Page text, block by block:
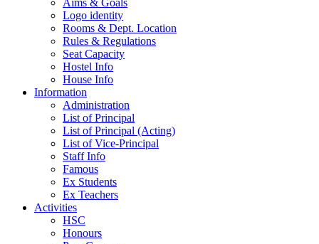
Logo identity
Rooms & Dept. Location
Rules & Regulations
Seat Capacity
Hostel Info
House Info
Information
Administration
List of Principal
List of Principal (Acting)
List of Vice-Principal
Staff Info
Famous
Ex Students
Ex Teachers
Activities
HSC
Honours